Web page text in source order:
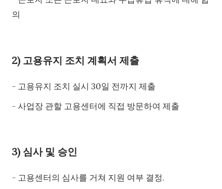
의
2) 고용유지 조치 계획서 제출
- 고용유지 조치 실시 30일 전까지 제출
- 사업장 관할 고용센터에 직접 방문하여 제출
3) 심사 및 승인
- 고용센터의 심사를 거쳐 지원 여부 결정.